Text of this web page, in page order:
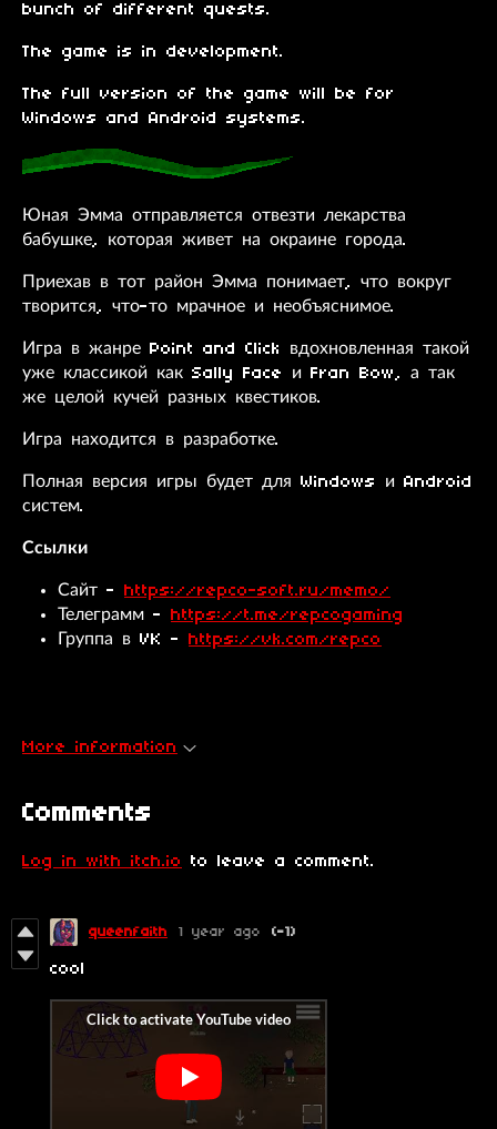
bunch of different quests.
The game is in development.
The full version of the game will be for
Windows and Android systems.
Юная Эмма отправляется отвезти лекарства
бабушке, которая живет на окраине города.
Приехав в тот район Эмма понимает, что вокруг
творится, что-то мрачное и необъяснимое.
Игра в жанре Point and Click вдохновленная такой
уже классикой как Sally Face и Fran Bow, а так
же целой кучей разных квестиков.
Игра находится в разработке.
Полная версия игры будет для Windows и Android
систем.
Ссылки
Сайт - https://repco-soft.ru/memo/
Телеграмм - https://t.me/repcogaming
Группа в VK - https://vk.com/repco
More information
Comments
Log in with itch.io to leave a comment.
queenfaith 1 year ago (-1)
cool